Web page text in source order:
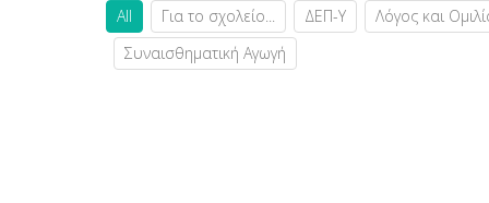
All Για το σχολείο... ΔΕΠ-Υ Λόγος και
Συναισθηματική Αγωγή